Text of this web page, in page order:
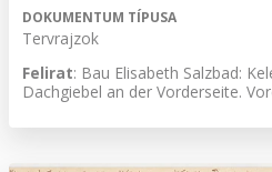
DOKUMENTUM TÍPUSA
Tervrajzok
Felirat: Bau Elisabeth Salzbad:
Dachgiebel an der Vorderseite.